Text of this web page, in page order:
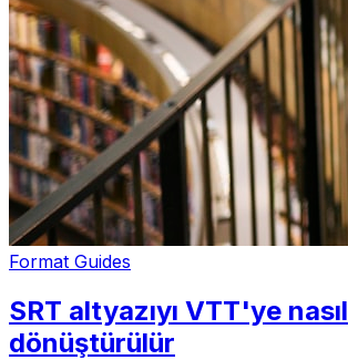
Format Guides
SRT altyazıyı VTT'ye nasıl
dönüştürülür